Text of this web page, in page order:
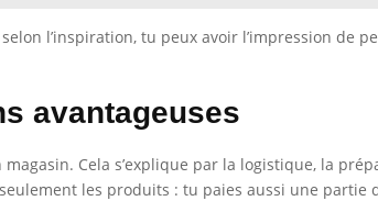
l’inspiration, tu peux avoir l’impression de
avantageuses
Cela s’explique par la logistique, la
les produits : tu paies aussi une partie